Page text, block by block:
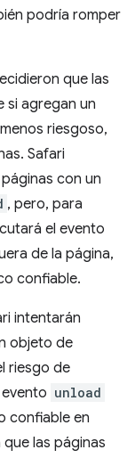
podría romper
que las
si agregan un
riesgoso,
Safari
con un
, pero, para
el evento
de la página,
confiable.
intentarán
objeto de
riesgo de
unload
confiable en
las páginas